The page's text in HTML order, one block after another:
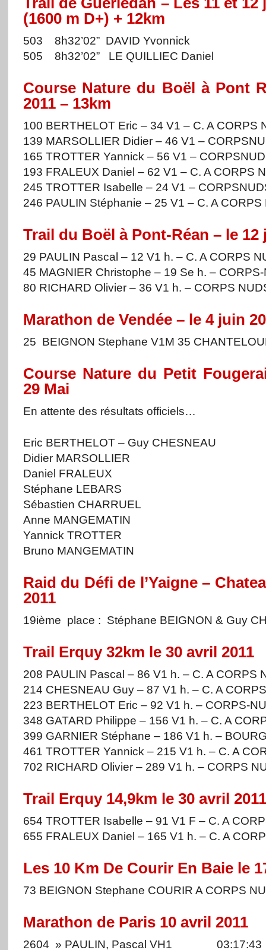
(1600 m D+) + 12km
503 8h32’02” DAVID Yvonnick
505 8h32’02” LE QUILLIEC Daniel
Course Nature du Boël à Pont
2011 – 13km
100 BERTHELOT Eric – 34 V1 – C. A CORPS
139 MARSOLLIER Didier – 46 V1 –
165 TROTTER Yannick – 56 V1 –
193 FRALEUX Daniel – 62 V1 – C. A CORPS
245 TROTTER Isabelle – 24 V1 –
246 PAULIN Stéphanie – 25 V1 – C. A
Trail du Boël à Pont-Réan – le 12
29 PAULIN Pascal – 12 V1 h. – C. A CORPS
45 MAGNIER Christophe – 19 Se h. –
80 RICHARD Olivier – 36 V1 h. – CORPS
Marathon de Vendée – le 4 juin
25 BEIGNON Stephane V1M 35
Course Nature du Petit
29 Mai
En attente des résultats officiels…
Eric BERTHELOT – Guy CHESNEAU
Didier MARSOLLIER
Daniel FRALEUX
Stéphane LEBARS
Sébastien CHARRUEL
Anne MANGEMATIN
Yannick TROTTER
Bruno MANGEMATIN
Raid du Défi de l’Yaigne –
2011
19ième place : Stéphane BEIGNON & Guy
Trail Erquy 32km le 30 avril 2011
208 PAULIN Pascal – 86 V1 h. – C. A CORPS
214 CHESNEAU Guy – 87 V1 h. – C. A
223 BERTHELOT Eric – 92 V1 h. – CORPS-
348 GATARD Philippe – 156 V1 h. – C. A
399 GARNIER Stéphane – 186 V1 h. –
461 TROTTER Yannick – 215 V1 h. – C. A
702 RICHARD Olivier – 289 V1 h. – CORPS
Trail Erquy 14,9km le 30 avril 2011
654 TROTTER Isabelle – 91 V1 F – C. A
655 FRALEUX Daniel – 165 V1 h. – C. A
Les 10 Km De Courir En Baie le
73 BEIGNON Stephane COURIR A CORPS
Marathon de Paris 10 avril 2011
2604 » PAULIN, Pascal VH1 03:17:43